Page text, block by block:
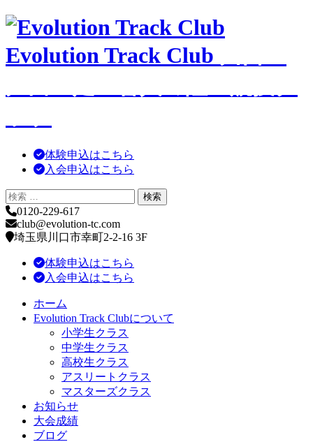
コ
テ
ン
へ
動
Evolution Track Club
体験申込はこちら
入会申込はこちら
0120-229-617
club@evolution-tc.com
埼玉県川口市幸町2-2-16 3F
体験申込はこちら
入会申込はこちら
ホーム
Evolution Track Clubについて
小学生クラス
中学生クラス
高校生クラス
アスリートクラス
マスターズクラス
お知らせ
大会成績
ブログ